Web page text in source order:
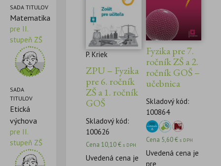
SADA TITULOV
Matematika
pre II.
stupeň ZŠ
SADA
TITULOV
Etická
výchova
pre II.
stupeň ZŠ
P. Kriek
ZPU – Fyzika
pre 6. ročník
ZŠ a 1. ročník
GOŠ
Skladový kód:
100626
Cena10,10€ s DPH
Uvedená cena je
Fyzika pre 7.
ročník ZŠ a 2.
ročník GOŠ –
učebnica
Skladový kód:
100864
Cena 5,60€ s DPH
Uvedená cena je
pre